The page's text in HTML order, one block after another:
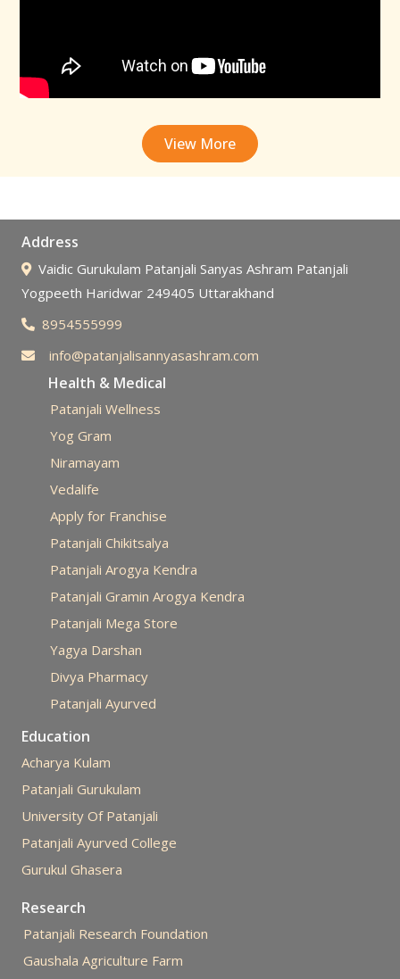
View More
Address
Vaidic Gurukulam Patanjali Sanyas Ashram Patanjali
Yogpeeth Haridwar 249405 Uttarakhand
8954555999
info@patanjalisannyasashram.com
Health & Medical
Patanjali Wellness
Yog Gram
Niramayam
Vedalife
Apply for Franchise
Patanjali Chikitsalya
Patanjali Arogya Kendra
Patanjali Gramin Arogya Kendra
Patanjali Mega Store
Yagya Darshan
Divya Pharmacy
Patanjali Ayurved
Education
Acharya Kulam
Patanjali Gurukulam
University Of Patanjali
Patanjali Ayurved College
Gurukul Ghasera
Research
Patanjali Research Foundation
Gaushala Agriculture Farm